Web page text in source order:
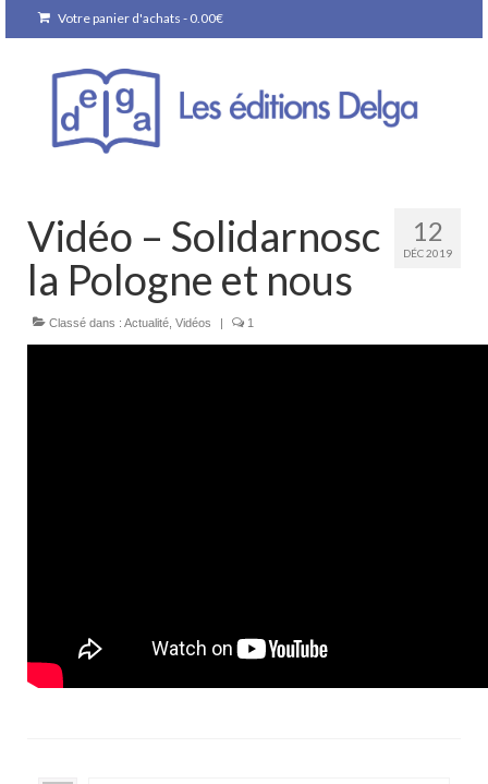
Votre panier d'achats - 0.00€
12
DÉC 2019
Vidéo – Solidarnosc
la Pologne et nous
Classé dans : Actualité Vidéos | 1